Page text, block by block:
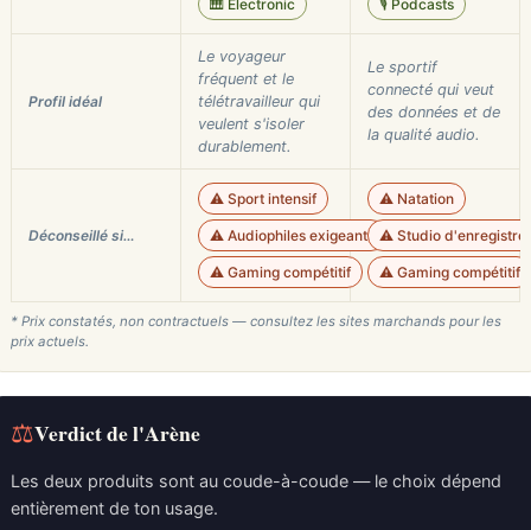
🎹 Electronic 🎙️ Podcasts
Profil idéal
Le voyageur
fréquent et le
télétravailleur qui
veulent s'isoler
durablement.
Le sportif
connecté qui veut
des données et de
la qualité audio.
Déconseillé si…
⚠️ Sport intensif
⚠️ Audiophiles exigeants
⚠️ Gaming compétitif
⚠️ Natation
⚠️ Studio
⚠️ Gaming compétitif
* Prix constatés, non contractuels — consultez les sites marchands pour les
prix actuels.
⚖Verdict de l'Arène
Les deux produits sont au coude-à-coude — le choix dépend
entièrement de ton usage.